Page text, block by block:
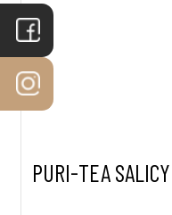
PURI-TEA